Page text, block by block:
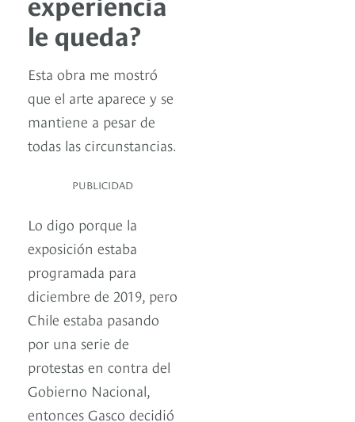
le queda?
Esta obra me mostró
que el arte aparece y se
mantiene a pesar de
todas las circunstancias.
PUBLICIDAD
Lo digo porque la
exposición estaba
programada para
diciembre de 2019, pero
Chile estaba pasando
por una serie de
protestas en contra del
Gobierno Nacional,
entonces Gasco decidió